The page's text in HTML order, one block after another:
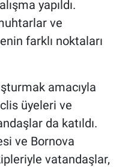
yapıldı.
ve
farklı noktaları
amacıyla
üyeleri ve
da katıldı.
ve Bornova
vatandaşlar,